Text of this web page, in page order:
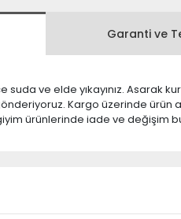
Garanti ve
ve elde yıkayınız. Asarak
Kargo üzerinde ürün
ürünlerinde iade ve değişim